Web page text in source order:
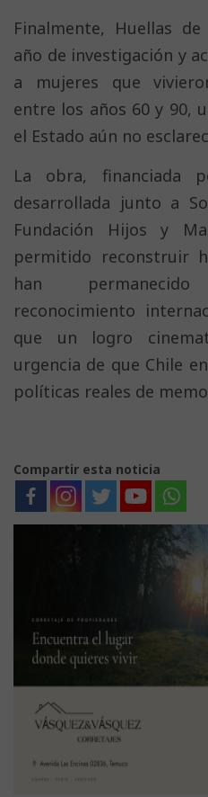
Finalmente, Huellas
año de investigación y
a mujeres que
entre los años 60 y 90,
el Estado aún no
La obra, financiada
desarrollada junto a
Fundación Hijos y
permitido reconstruir
han
reconocimiento
que un logro
urgencia de que Chile
políticas reales de
Compartir esta noticia